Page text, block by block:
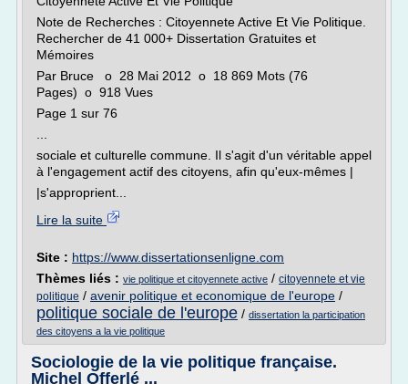
Note de Recherches : Citoyennete Active Et Vie Politique.
Rechercher de 41 000+ Dissertation Gratuites et
Mémoires
Par Bruce o 28 Mai 2012 o 18 869 Mots (76
Pages) o 918 Vues
Page 1 sur 76
sociale et culturelle commune. Il s'agit d'un véritable appel
à l'engagement actif des citoyens, afin qu'eux-mêmes |
|s'approprient...
Lire la suite
Site : https://www.dissertationsenligne.com
Thèmes liés : vie politique et citoyennete active / citoyennete et vie
politique / avenir politique et economique de l'europe /
politique sociale de l'europe / dissertation la participation
des citoyens a la vie politique
Sociologie de la vie politique française.
Michel Offerlé ...